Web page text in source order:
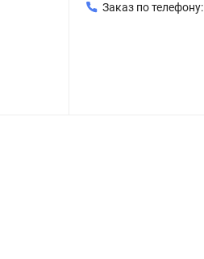
Заказ по телефону: